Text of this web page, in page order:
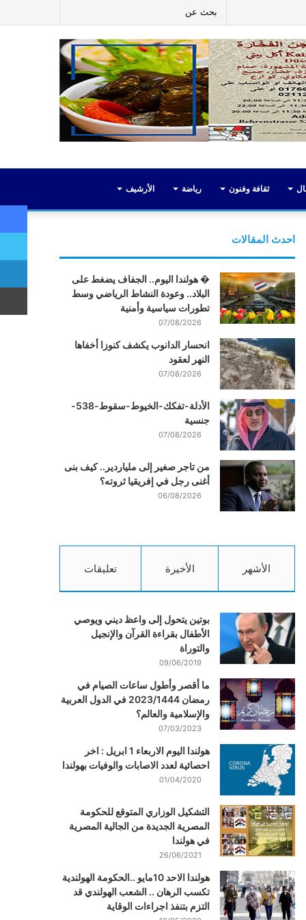
عن
إضافة
عمود
جانبي
ثقافة وفنون رياضة الأرشيف
احدث المقالات
� هولندا اليوم.. الجفاف يضغط على
البلاد.. وعودة النشاط الرياضي وسط
تطورات سياسية وأمنية
07/08/2026
انحسار الدانوب يكشف كنوزا أخفاها
النهر لعقود
07/08/2026
الأدلة-تفكك-الخيوط-سقوط-538-
جنسية
07/08/2026
من تاجر صغير إلى ملياردير.. كيف بنى
أغنى رجل في إفريقيا ثروته؟
06/08/2026
الأشهر الأخيرة تعليقات
بوتين يتحول إلى واعظ ديني ويوصي
الأطفال بقراءة القرآن والإنجيل
والتوراة
09/06/2019
ما أقصر وأطول ساعات الصيام في
رمضان 2023/1444 في الدول العربية
والإسلامية والعالم؟
07/03/2023
هولندا اليوم الاربعاء 1 ابريل : اخر
احصائية لعدد الاصابات والوفيات بهولندا
01/04/2020
التشكيل الوزاري المتوقع للحكومة
المصرية الجديدة من الجالية المصرية
في هولندا
26/06/2021
هولندا الاحد 10مايو ..الحكومة الهولندية
تكسب الرهان .. الشعب الهولندي قد
التزم بتنفذ اجراءات الوقاية